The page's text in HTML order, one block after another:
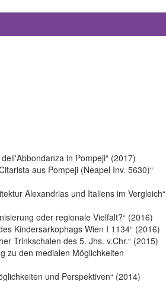
in Pompeji“ (2017)
aus Pompeji (Neapel Inv. 5630)“
Alexandrias und Italiens im Vergleich“
oder regionale Vielfalt?“ (2016)
Kindersarkophags Wien I 1134“ (2016)
Trinkschalen des 5. Jhs. v.Chr.“ (2015)
zu den medialen Möglichkeiten
und Perspektiven“ (2014)